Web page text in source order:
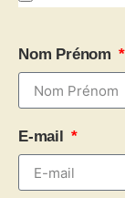
Nom Prénom
E-mail